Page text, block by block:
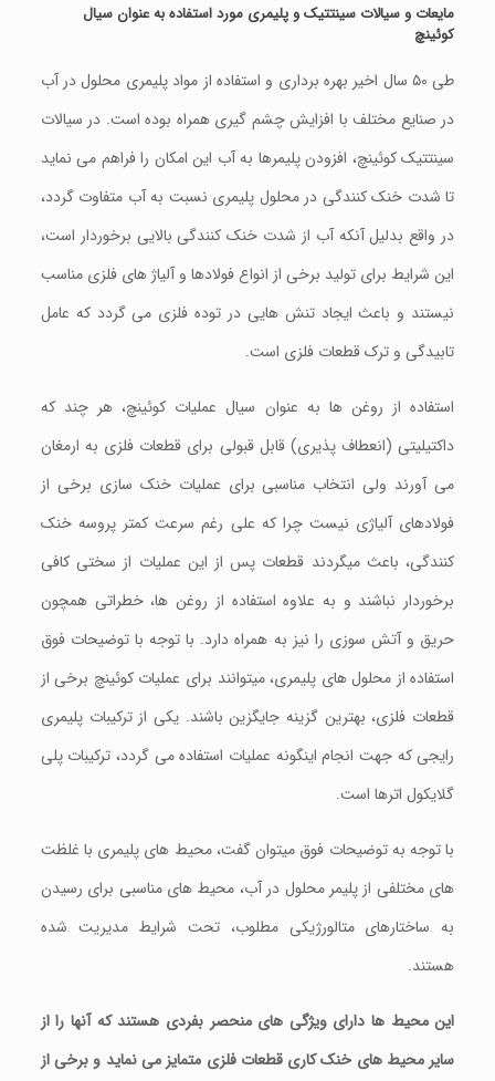
مایعات و سیالات سینتتیک و پلیمری مورد استفاده به عنوان سیال
کوئینچ
طی ۵۰ سال اخیر بهره برداری و استفاده از مواد پلیمری محلول در آب
در صنایع مختلف با افزایش چشم گیری همراه بوده است. در سیالات
سینتتیک کوئینچ، افزودن پلیمرها به آب این امکان را فراهم می نماید
تا شدت خنک کنندگی در محلول پلیمری نسبت به آب متفاوت گردد،
در واقع بدلیل آنکه آب از شدت خنک کنندگی بالایی برخوردار است،
این شرایط برای تولید برخی از انواع فولادها و آلیاژ های فلزی مناسب
نیستند و باعث ایجاد تنش هایی در توده فلزی می گردد که عامل
تابیدگی و ترک قطعات فلزی است.
استفاده از روغن ها به عنوان سیال عملیات کوئینچ، هر چند که
داکتیلیتی (انعطاف پذیری) قابل قبولی برای قطعات فلزی به ارمغان
می آورند ولی انتخاب مناسبی برای عملیات خنک سازی برخی از
فولادهای آلیاژی نیست چرا که علی رغم سرعت کمتر پروسه خنک
کنندگی، باعث میگردند قطعات پس از این عملیات از سختی کافی
برخوردار نباشند و به علاوه استفاده از روغن ها، خطراتی همچون
حریق و آتش سوزی را نیز به همراه دارد. با توجه با توضیحات فوق
استفاده از محلول های پلیمری، میتوانند برای عملیات کوئینچ برخی از
قطعات فلزی، بهترین گزینه جایگزین باشند. یکی از ترکیبات پلیمری
رایجی که جهت انجام اینگونه عملیات استفاده می گردد، ترکیبات پلی
گلایکول اترها است.
با توجه به توضیحات فوق میتوان گفت، محیط های پلیمری با غلظت
های مختلفی از پلیمر محلول در آب، محیط های مناسبی برای رسیدن
به ساختارهای متالورژیکی مطلوب، تحت شرایط مدیریت شده
هستند.
این محیط ها دارای ویژگی های منحصر بفردی هستند که آنها را از
سایر محیط های خنک کاری قطعات فلزی متمایز می نماید و برخی از